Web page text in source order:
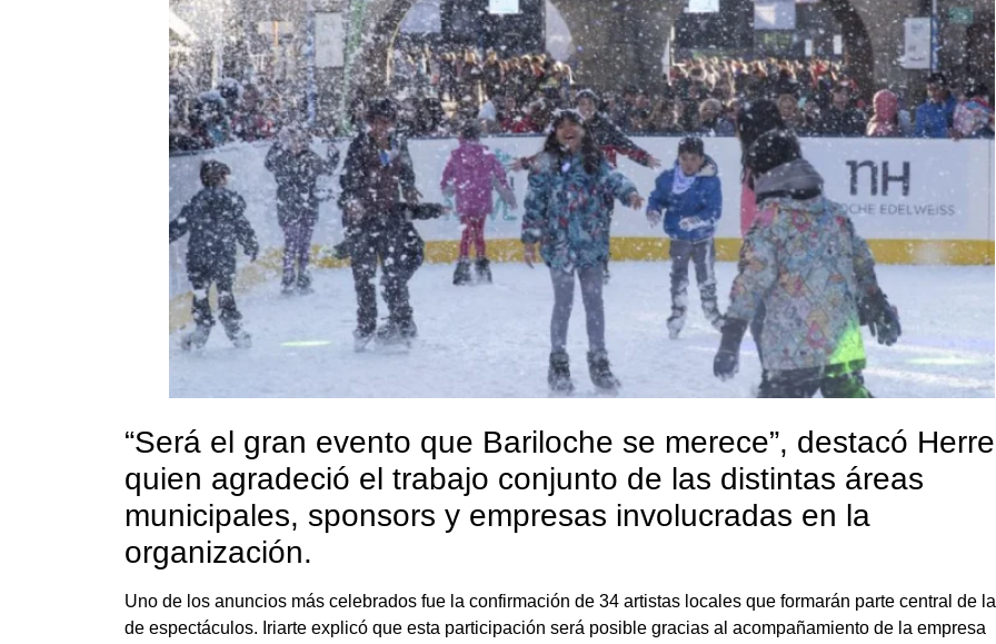
“Será el gran evento que Bariloche se merece”, destacó
quien agradeció el trabajo conjunto de las distintas áreas
municipales, sponsors y empresas involucradas en la
organización.
Uno de los anuncios más celebrados fue la confirmación de 34 artistas locales que formarán parte central de
de espectáculos. Iriarte explicó que esta participación será posible gracias al acompañamiento de la empresa